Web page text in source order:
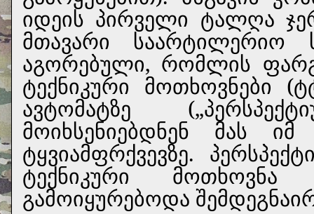
იდეის პირველი ტალღა
მთავარი საარტილერიო
აგორებული, რომლის
ტექნიკური მოთხოვნები
ავტომატზე
მოიხსენიებდნენ მას
ტყვიამფრქვევზე.
ტექნიკური
გამოიყურებოდა